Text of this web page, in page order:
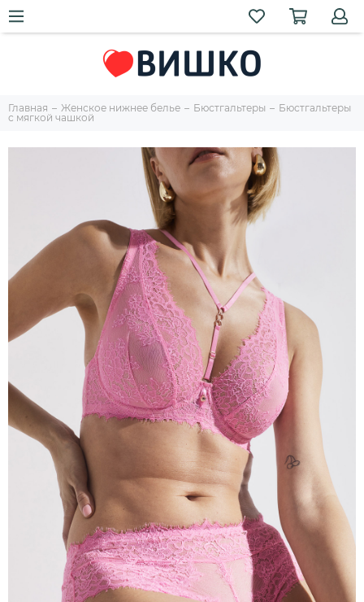
Главная Женское нижнее белье Бюстгальтеры
Бюстгальтеры
с мягкой чашкой